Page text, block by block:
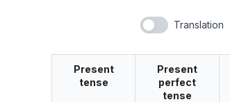
Translation
Present
tense
Present
perfect
tense